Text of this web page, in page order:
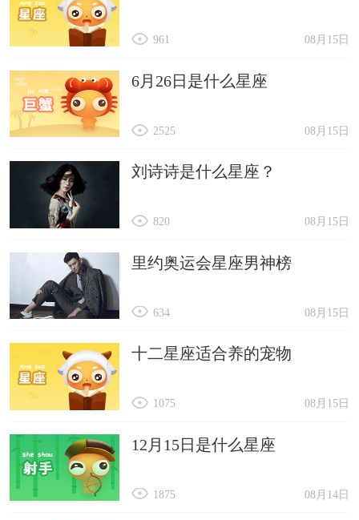
08月15日
961
6月26日是什么星座
08月15日
2525
刘诗诗是什么星座？
08月15日
820
里约奥运会星座男神榜
08月15日
634
十二星座适合养的宠物
08月15日
1075
12月15日是什么星座
08月14日
1875